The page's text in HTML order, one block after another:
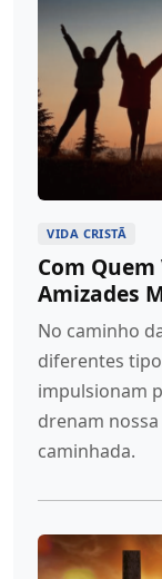
VIDA CRISTÃ
Com Quem
Amizades
No caminho
diferentes
impulsionam
drenam
caminhada.